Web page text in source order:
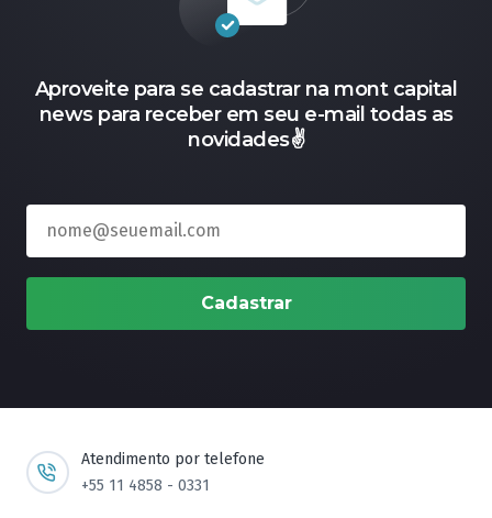
Aproveite para se cadastrar na mont capital
news para receber em seu e-mail todas as
novidades✌️
Cadastrar
Atendimento por telefone
+55 11 4858 - 0331